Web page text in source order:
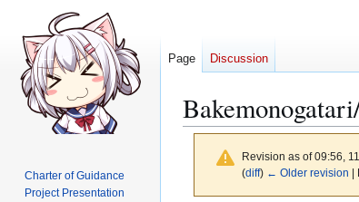
Revision as of 09:56,
(diff) ← Older revision
Page Discussion
Charter of Guidance
Project Presentation